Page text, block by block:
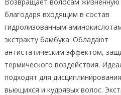
благодаря входящим в состав
гидролизованным
экстракту бамбука. Обладают
антистатическим эффектом,
термического воздействия.
подходят для
вьющихся и кудрявых волос.